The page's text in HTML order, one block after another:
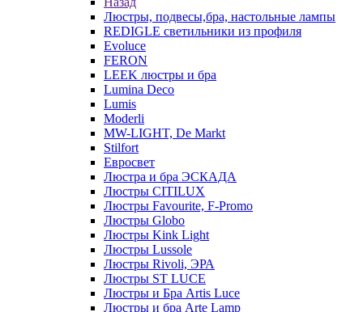
Люстры, подвесы,бра, настольные лампы
REDIGLE светильники из профиля
Evoluce
FERON
LEEK люстры и бра
Lumina Deco
Lumis
Moderli
MW-LIGHT, De Markt
Stilfort
Евросвет
Люстра и бра ЭСКАДА
Люстры CITILUX
Люстры Favourite, F-Promo
Люстры Globo
Люстры Kink Light
Люстры Lussole
Люстры Rivoli, ЭРА
Люстры ST LUCE
Люстры и Бра Artis Luce
Люстры и бра Arte Lamp